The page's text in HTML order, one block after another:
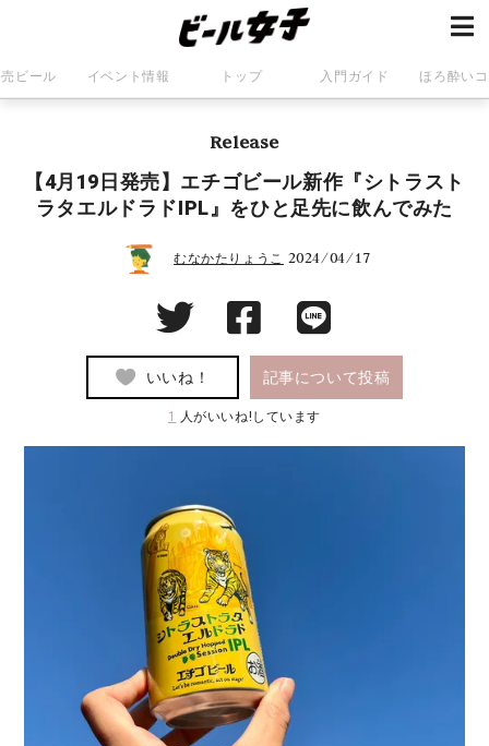
ビール イベント情報 トップ 入門ガイド ほろ酔い
Release
【4月19日発売】エチゴビール新作『シトラスト
ラタエルドラドIPL』をひと足先に飲んでみた
むなかたりょうこ 2024/04/17
いいね！ 記事について投稿
1 人がいいね!しています